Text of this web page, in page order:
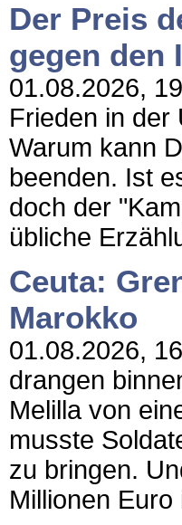
Der Preis
gegen den
01.08.2026,
Frieden in der
Warum kann
beenden. Ist
doch der
übliche
Ceuta:
Marokko
01.08.2026,
drangen
Melilla von
musste
zu bringen.
Millionen